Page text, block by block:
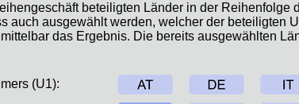
beteiligten Länder in der Reihenfolge
auch ausgewählt werden, welcher der beteiligten
das Ergebnis. Die bereits ausgewählten
(U1):